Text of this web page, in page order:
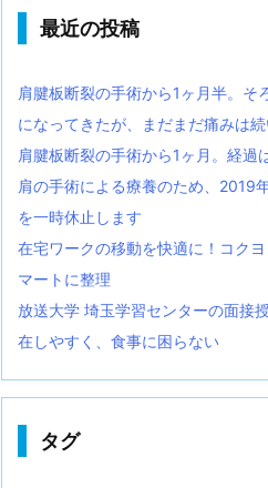
最近の投稿
肩腱板断裂の手術から1ヶ月半。そ
になってきたが、まだまだ痛みは
肩腱板断裂の手術から1ヶ月。経過
肩の手術による療養のため、2019
を一時休止します
在宅ワークの移動を快適に！コク
マートに整理
放送大学 埼玉学習センターの面接
在しやすく、食事に困らない
タグ